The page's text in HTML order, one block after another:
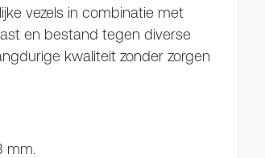
vezels in combinatie met
en bestand tegen diverse
kwaliteit zonder zorgen
mm.